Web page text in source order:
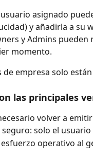
asignado
y añadirla a su
y Admins
momento.
de empresa solo
las principales
volver a
seguro: solo el
operativo al